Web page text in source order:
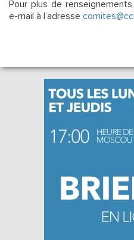
Pour plus de
e-mail à l’adresse